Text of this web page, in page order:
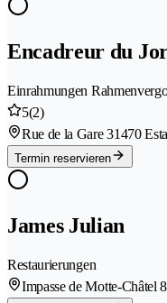
Encadreur du
Einrahmungen
5(2)
Rue de la Gare 31470
Termin reservieren
James Julian
Restaurierungen
Impasse de Motte-Châtel 8